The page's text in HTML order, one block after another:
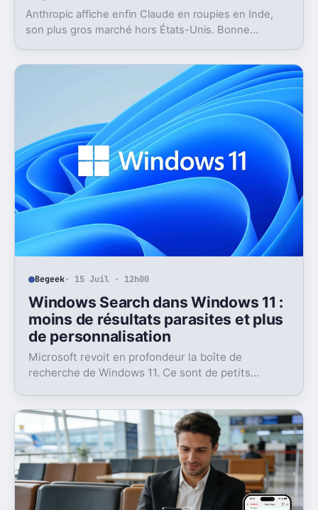
Anthropic affiche enfin Claude en roupies en Inde,
son plus gros marché hors États-Unis. Bonne
abonnements.
Begeek· 15 Juil · 12h00
Windows Search dans Windows 11 :
moins de résultats parasites et plus
de personnalisation
Microsoft revoit en profondeur la boîte de
recherche de Windows 11. Ce sont de petits